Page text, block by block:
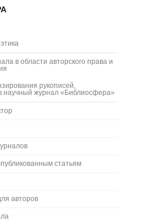
в области авторского права и
рукописей,
научный журнал «Библиосфера»
статьям
авторов